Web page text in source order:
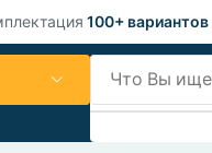
100+ вариантов